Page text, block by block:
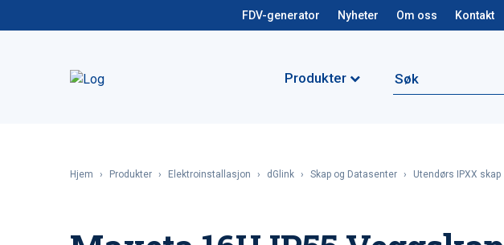
FDV-generator Nyheter Om oss Kontakt
Produkter
Hjem › Produkter › Elektroinstallasjon › dGlink › Skap og Datasenter › Utendørs IPXX skap